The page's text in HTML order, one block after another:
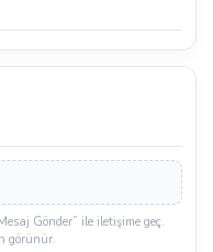
Gönder” ile iletişime geç.
görünür.